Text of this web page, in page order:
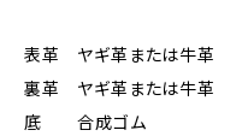
表革 ヤギ革または牛革
裏革 ヤギ革または牛革
底 合成ゴム